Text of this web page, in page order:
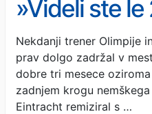
»Videli ste
moči
Nekdanji trener Olimpije
prav dolgo zadržal v
dobre tri mesece
zadnjem krogu
Eintracht remiziral s …